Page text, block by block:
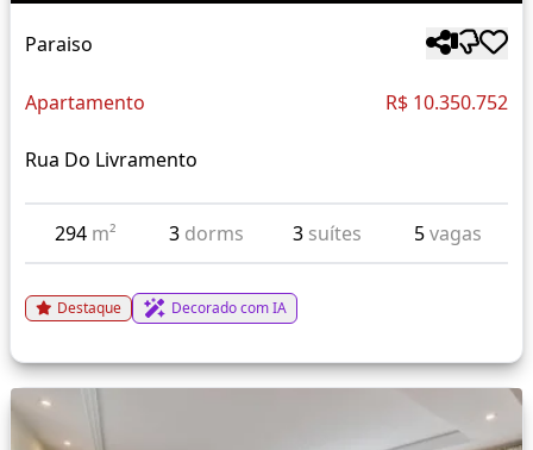
Paraiso
Apartamento R$ 10.350.752
Rua Do Livramento
294 m² 3 dorms 3 suítes 5vagas
Destaque Decorado com IA